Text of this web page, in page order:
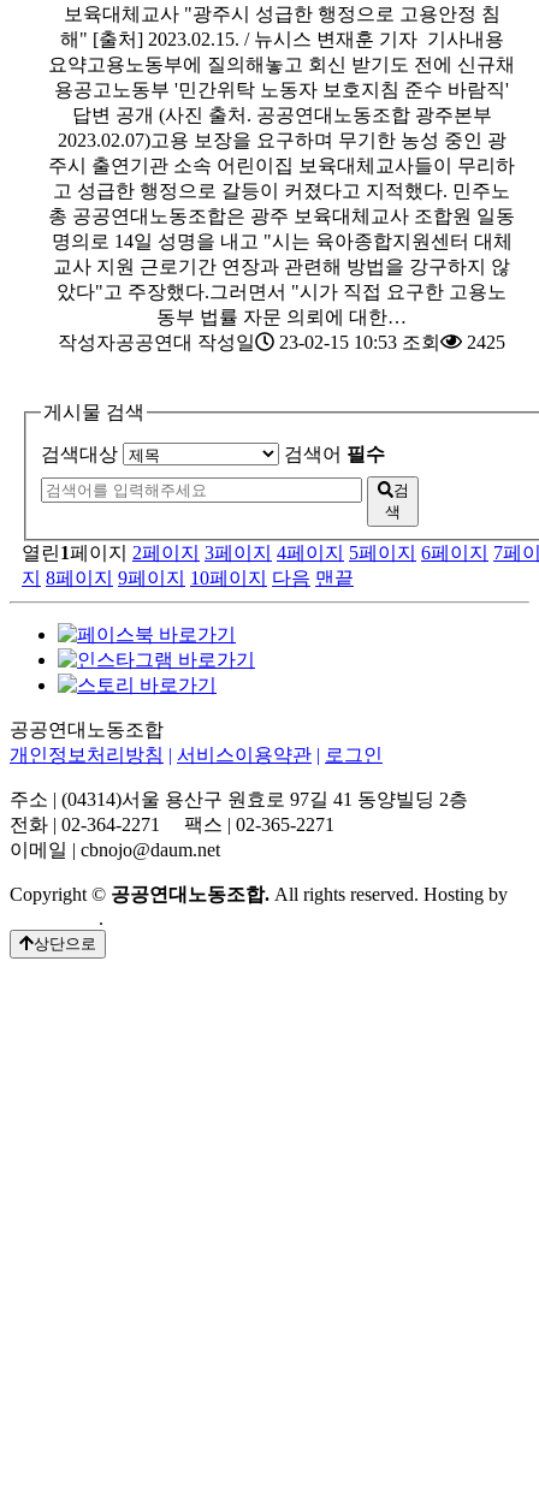
보육대체교사 "광주시 성급한 행정으로 고용안정 침
해" [출처] 2023.02.15. / 뉴시스 변재훈 기자 기사내용
요약고용노동부에 질의해놓고 회신 받기도 전에 신규채
용공고노동부 '민간위탁 노동자 보호지침 준수 바람직'
답변 공개 (사진 출처. 공공연대노동조합 광주본부
2023.02.07)고용 보장을 요구하며 무기한 농성 중인 광
주시 출연기관 소속 어린이집 보육대체교사들이 무리하
고 성급한 행정으로 갈등이 커졌다고 지적했다. 민주노
총 공공연대노동조합은 광주 보육대체교사 조합원 일동
명의로 14일 성명을 내고 "시는 육아종합지원센터 대체
교사 지원 근로기간 연장과 관련해 방법을 강구하지 않
았다"고 주장했다.그러면서 "시가 직접 요구한 고용노
동부 법률 자문 의뢰에 대한…
작성자공공연대 작성일 23-02-15 10:53 조회 2425
게시물 검색
검색대상 검색어 필수
검
색
열린1페이지 2페이지 3페이지 4페이지 5페이지 6페이지 7페
지 8페이지 9페이지 10페이지 다음 맨끝
공공연대노동조합
개인정보처리방침 | 서비스이용약관 | 로그인
주소 | (04314)서울 용산구 원효로 97길 41 동양빌딩 2층
전화 | 02-364-2271 팩스 | 02-365-2271
이메일 | cbnojo@daum.net
Copyright © 공공연대노동조합. All rights reserved. Hosting by
.
상단으로